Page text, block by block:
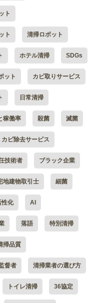
ト
ト 清掃ロボット
ホテル清掃 SDGs
ット カビ取りサービス
日常清掃
稼働率 殺菌 滅菌
カビ除去サービス
技術者 ブラック企業
地建物取引士 細菌
性化 AI
落語 特別清掃
掃品質
督者 清掃業者の選び方
トイレ清掃 36協定